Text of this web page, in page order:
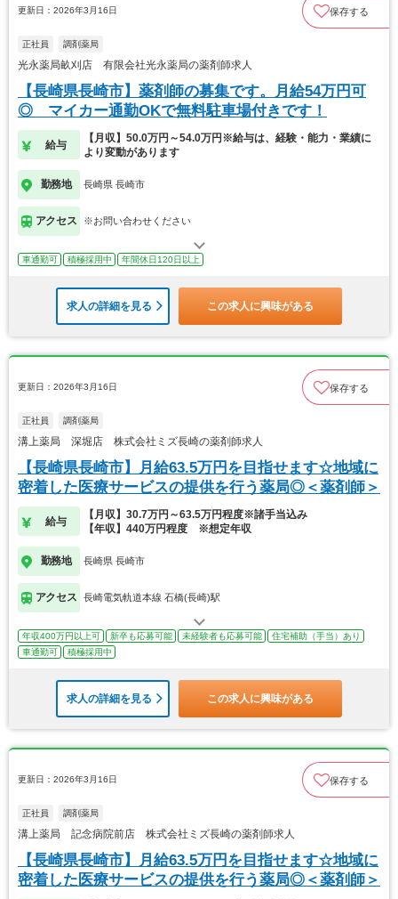
更新日：2026年3月16日 保存する
正社員 調剤薬局
光永薬局畝刈店 有限会社光永薬局の薬剤師求人
【長崎県長崎市】薬剤師の募集です。月給54万円可
◎ マイカー通勤OKで無料駐車場付きです！
給与
【月収】50.0万円～54.0万円※給与は、経験・能力・業績に
より変動があります
勤務地 長崎県 長崎市
アクセス ※お問い合わせください
車通勤可 積極採用中 年間休日120日以上
求人の詳細を見る この求人に興味がある
更新日：2026年3月16日 保存する
正社員 調剤薬局
溝上薬局 深堀店 株式会社ミズ長崎の薬剤師求人
【長崎県長崎市】月給63.5万円を目指せます☆地域に
密着した医療サービスの提供を行う薬局◎＜薬剤師＞
給与
【月収】30.7万円～63.5万円程度※諸手当込み
【年収】440万円程度 ※想定年収
勤務地 長崎県 長崎市
アクセス 長崎電気軌道本線 石橋(長崎)駅
年収400万円以上可 新卒も応募可能 未経験者も応募可能
住宅補助（手当）あり
車通勤可
積極採用中
求人の詳細を見る この求人に興味がある
更新日：2026年3月16日 保存する
正社員 調剤薬局
溝上薬局 記念病院前店 株式会社ミズ長崎の薬剤師求人
【長崎県長崎市】月給63.5万円を目指せます☆地域に
密着した医療サービスの提供を行う薬局◎＜薬剤師＞